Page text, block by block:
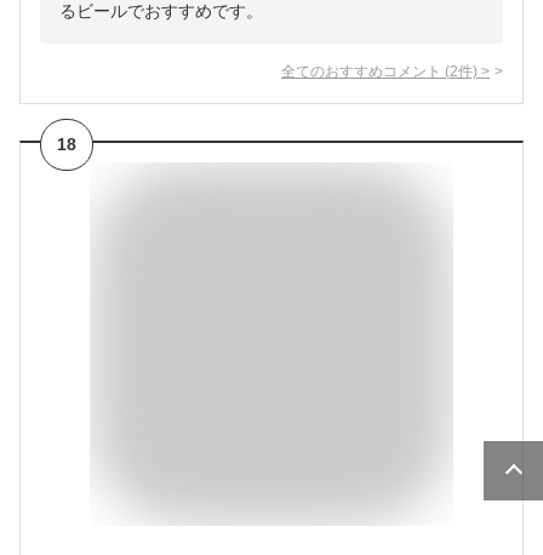
るビールでおすすめです。
全てのおすすめコメント (2件) >
18